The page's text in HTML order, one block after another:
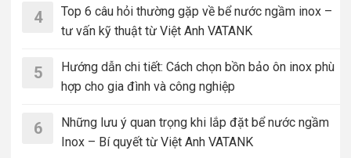
4
Top 6 câu hỏi thường gặp về bể nước ngầm inox –
tư vấn kỹ thuật từ Việt Anh VATANK
5
Hướng dẫn chi tiết: Cách chọn bồn bảo ôn inox phù
hợp cho gia đình và công nghiệp
6
Những lưu ý quan trọng khi lắp đặt bể nước ngầm
Inox – Bí quyết từ Việt Anh VATANK